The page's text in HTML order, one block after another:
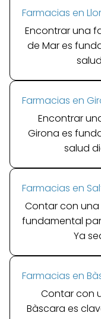
Farmacias en
Encontrar una
de Mar es
Farmacias en
Encontrar
Girona es
salud
Farmacias en
Contar con
fundamental
Ya
Farmacias en
Contar con
Bàscara es